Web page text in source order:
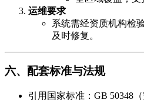
运维要求
系统需经资质机构检
及时修复。
六、配套标准与法规
引用国家标准：GB 50348